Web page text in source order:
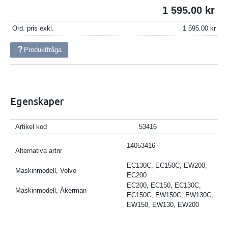
1 595.00
Ord. pris exkl. 1 595.00
Produktfråga
Egenskaper
Artikel kod 53416
Alternativa artnr
14053416
Maskinmodell, Volvo
EC130C, EC150C, EW200,
EC200
Maskinmodell, Åkerman
EC200, EC150, EC130C,
EC150C, EW150C, EW130C,
EW150, EW130, EW200